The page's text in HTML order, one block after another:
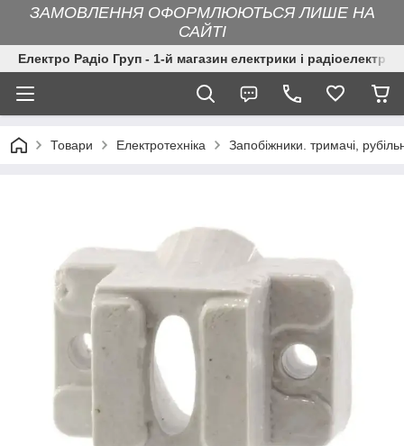
ЗАМОВЛЕННЯ ОФОРМЛЮЮТЬСЯ ЛИШЕ НА
САЙТІ
Електро Радіо Груп - 1-й магазин електрики і
Товари Електротехніка Запобіжники. тримачі,